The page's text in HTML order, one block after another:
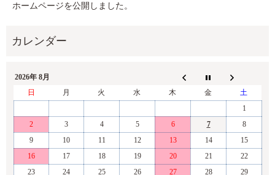
ホームページを公開しました。
2026年 8月
日
月 火 水 木 金
土
1
2
3 4 5 6 7
8
9
10 11 12 13 14
15
16
17 18 19 20 21
22
23
24 25 26 27 28 29